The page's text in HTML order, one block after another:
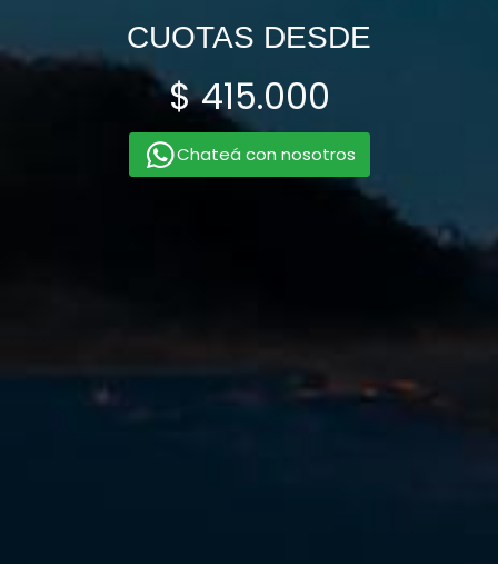
CUOTAS DESDE
$ 415.000
Chateá con nosotros